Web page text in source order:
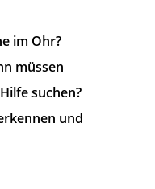
im Ohr?
müssen
suchen?
und